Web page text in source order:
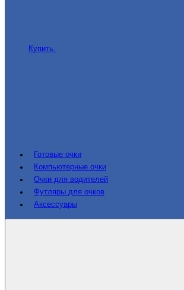
Купить
Готовые очки
Компьютерные очки
Очки для водителей
Футляры для очков
Аксессуары